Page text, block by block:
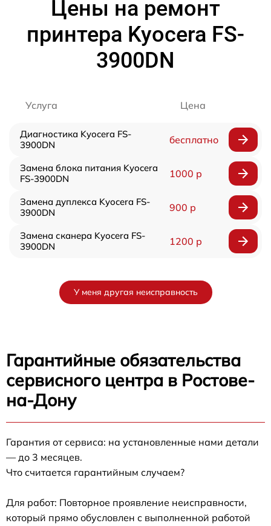
Цены на ремонт
принтера Kyocera FS-
3900DN
Услуга Цена
Диагностика Kyocera FS-
3900DN
бесплатно
Замена блока питания Kyocera
FS-3900DN
1000 р
Замена дуплекса Kyocera FS-
3900DN
900 р
Замена сканера Kyocera FS-
3900DN
1200 р
У меня другая неисправность
Гарантийные обязательства
сервисного центра в Ростове-
на-Дону
Гарантия от сервиса: на установленные нами детали
— до 3 месяцев.
Что считается гарантийным случаем?
Для работ: Повторное проявление неисправности,
который прямо обусловлен с выполненной работой